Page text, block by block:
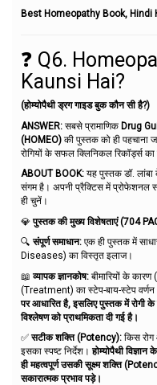
Best Homeopathy Book, Hindi
❓ Q6.
Kaunsi Hai?
(होम्योपैथी ड्रग गाइड बुक कौन सी है?)
ANSWER: सबसे प्रामाणिक Drug
(HOMEO) की पुस्तक को ही पहचाना
रोगियों के सफल क्लिनिकल रिकॉर्ड्स
ABOUT BOOK: यह पुस्तक डॉ. लांबा
संगम है। अपनी प्रैक्टिस में
ही चुनें।
💎पुस्तक की मुख्य विशेषताएं (704
🔍संपूर्ण समाधान: एक ही पुस्तक में
Diseases) का विस्तृत इलाज।
📖व्यापक ज्ञानकोष: बीमारियों के
(Treatment) का स्टेप-बाय-स्टेप
पर आधारित है, इसलिए पुस्तक में रोगी
विश्लेषण को प्राथमिकता दी गई है।
✅सटीक शक्ति (Potency): किस
इसका स्पष्ट निर्देश।होम्योपैथी
ही महत्वपूर्ण उसकी सूक्ष्म शक्ति
सकारात्मक प्रभाव पड़े।